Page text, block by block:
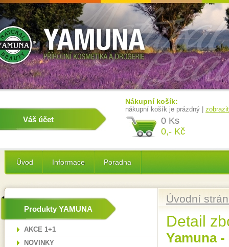
Váš účet
Nákupní košík:
nákupní košík je prázdný |
0 Ks
0,- Kč
Úvod Informace Poradna
Produkty YAMUNA
AKCE 1+1
NOVINKY
Úvodní
Detail
Yamuna